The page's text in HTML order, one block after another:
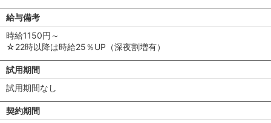
給与備考
時給1150円～
☆22時以降は時給25％UP（深夜割増有）
試用期間
試用期間なし
契約期間